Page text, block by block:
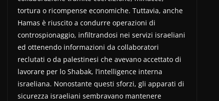
tortura o ricompense economiche. Tuttavia, anche
Hamas è riuscito a condurre operazioni di
controspionaggio, infiltrandosi nei servizi israeliani
ed ottenendo informazioni da collaboratori
reclutati o da palestinesi che avevano accettato di
lavorare per lo Shabak, l’intelligence interna
israeliana. Nonostante questi sforzi, gli apparati di
sicurezza israeliani sembravano mantenere